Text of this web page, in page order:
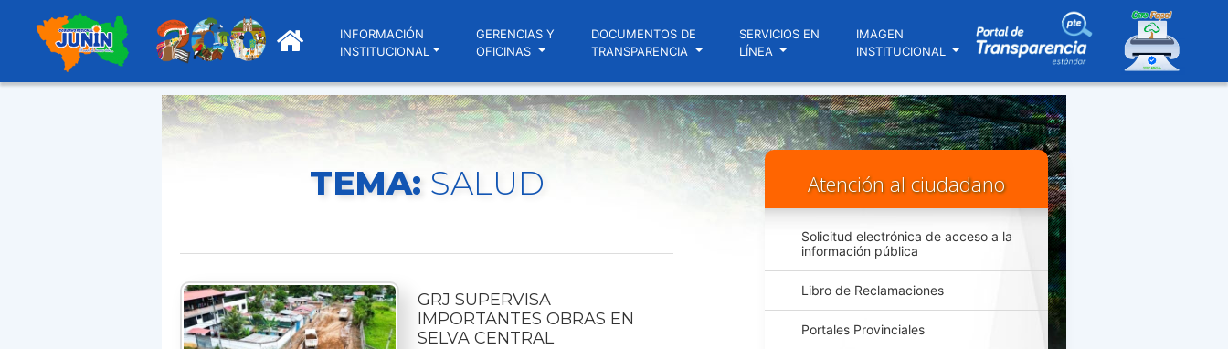
INFORMACIÓN
INSTITUCIONAL
GERENCIAS Y
OFICINAS
DOCUMENTOS DE
TRANSPARENCIA
SERVICIOS EN
LÍNEA
IMAGEN
INSTITUCIONAL
Atención al ciudadano
Solicitud electrónica de acceso a la
información pública
Libro de Reclamaciones
Portales Provinciales
TEMA: SALUD
GRJ SUPERVISA
IMPORTANTES OBRAS EN
SELVA CENTRAL